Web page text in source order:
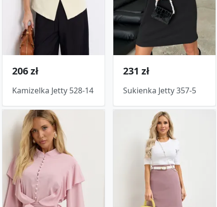
206 zł
Kamizelka Jetty 528-14
231 zł
Sukienka Jetty 357-5